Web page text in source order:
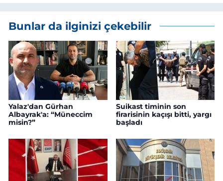
Bunlar da ilginizi çekebilir
Yalaz'dan Gürhan
Albayrak'a: “Müneccim
misin?”
Suikast timinin son
firarisinin kaçışı bitti, yargı
başladı